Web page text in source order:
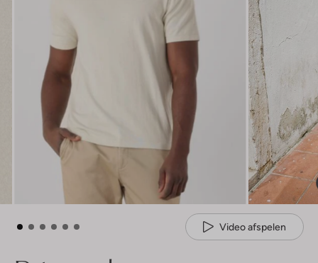
Video afspelen